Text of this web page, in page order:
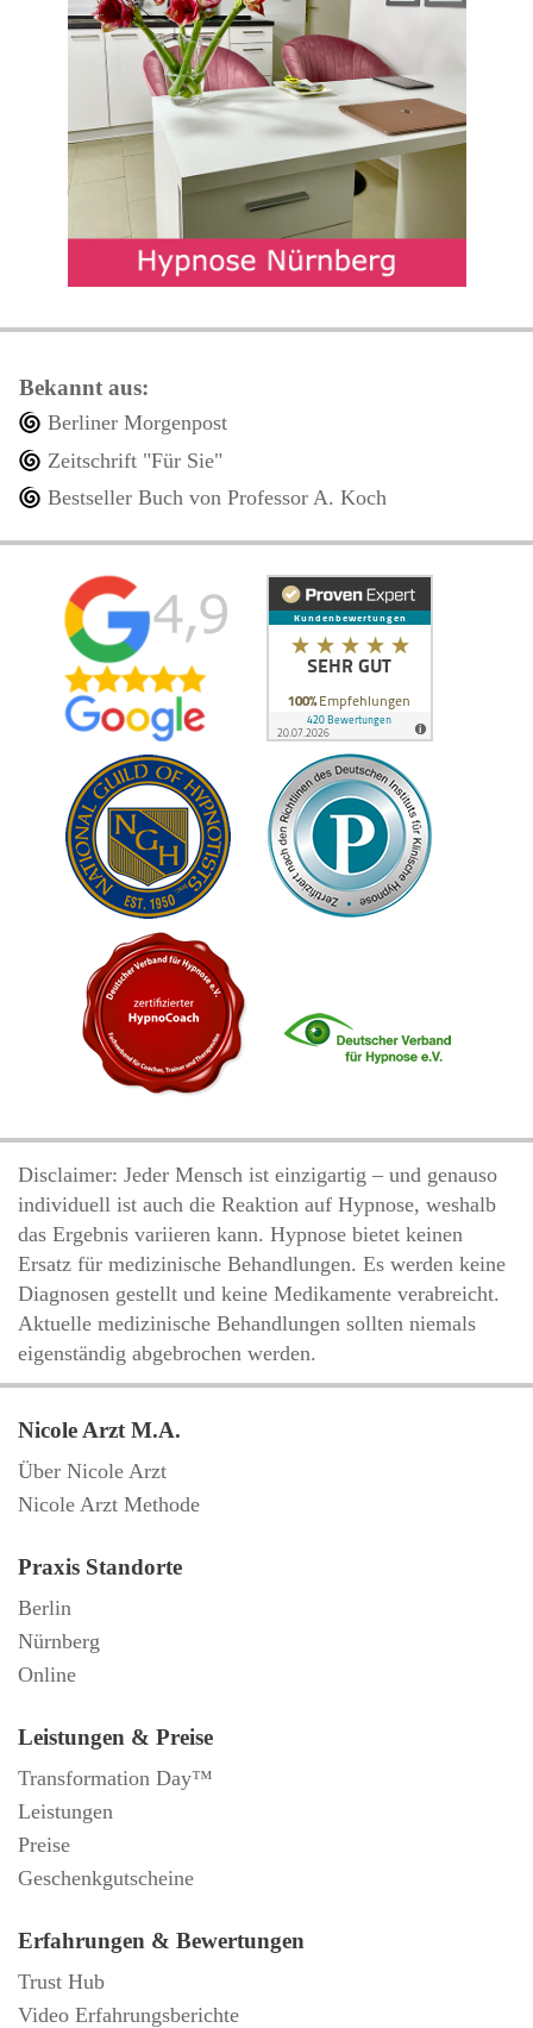
Bekannt aus:
Berliner Morgenpost
Zeitschrift "Für Sie"
Bestseller Buch von Professor A. Koch
Disclaimer: Jeder Mensch ist einzigartig – und genauso
individuell ist auch die Reaktion auf Hypnose, weshalb
das Ergebnis variieren kann. Hypnose bietet keinen
Ersatz für medizinische Behandlungen. Es werden keine
Diagnosen gestellt und keine Medikamente verabreicht.
Aktuelle medizinische Behandlungen sollten niemals
eigenständig abgebrochen werden.
Nicole Arzt M.A.
Über Nicole Arzt
Nicole Arzt Methode
Praxis Standorte
Berlin
Nürnberg
Online
Leistungen & Preise
Transformation Day™
Leistungen
Preise
Geschenkgutscheine
Erfahrungen & Bewertungen
Trust Hub
Video Erfahrungsberichte